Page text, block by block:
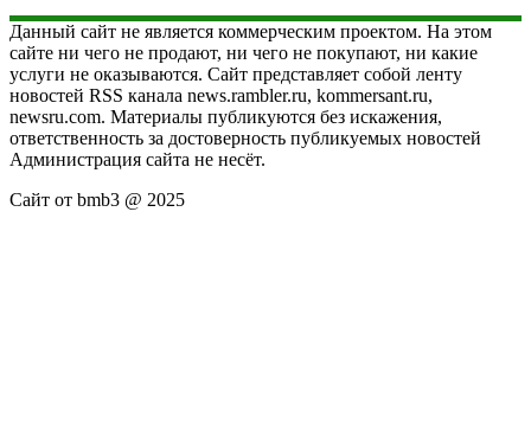
Данный сайт не является коммерческим проектом. На этом
сайте ни чего не продают, ни чего не покупают, ни какие
услуги не оказываются. Сайт представляет собой ленту
новостей RSS канала news.rambler.ru, kommersant.ru,
newsru.com. Материалы публикуются без искажения,
ответственность за достоверность публикуемых новостей
Администрация сайта не несёт.
Сайт от bmb3 @ 2025